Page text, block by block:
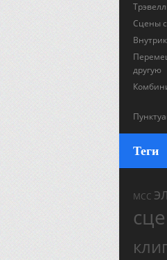
Сцены
другую
Теги
МСС